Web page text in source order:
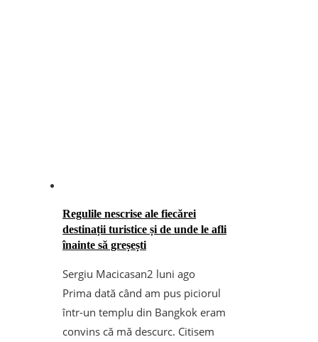
Regulile nescrise ale fiecărei
destinații turistice și de unde le afli
înainte să greșești
Sergiu Macicasan2 luni ago
Prima dată când am pus piciorul
într-un templu din Bangkok eram
convins că mă descurc. Citisem